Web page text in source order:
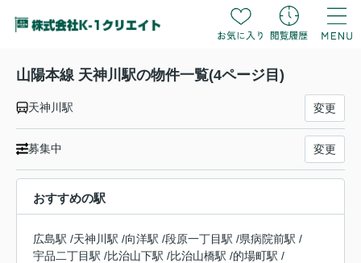
山陽本線 天神川駅の物件一覧(4ページ目)
天神川駅 変更
募集中 変更
おすすめの駅
広島駅 /天神川駅 /向洋駅 /段原一丁目駅 /県病院前駅 /
宇品二丁目駅 /比治山下駅 /比治山橋駅 /的場町駅 /